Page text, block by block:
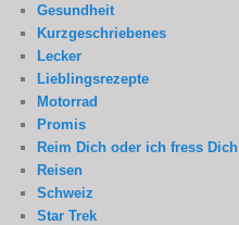
Gesundheit
Kurzgeschriebenes
Lecker
Lieblingsrezepte
Motorrad
Promis
Reim Dich oder ich fress Dich
Reisen
Schweiz
Star Trek